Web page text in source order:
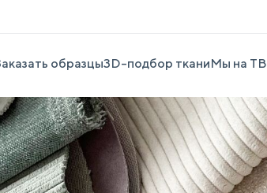
образцы3D-подбор тканиМы на ТВ